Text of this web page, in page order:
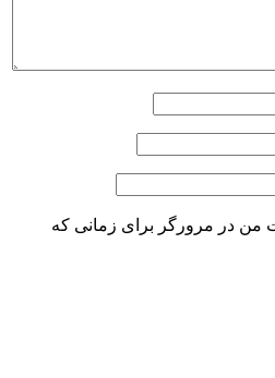
من در مرورگر برای زمانی که